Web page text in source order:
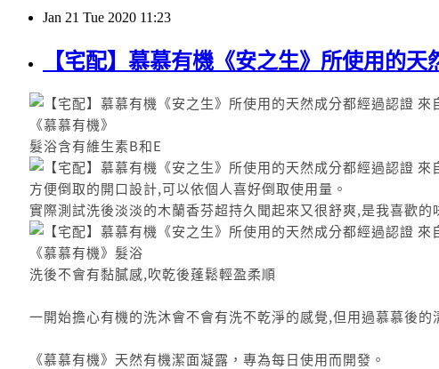
Jan 21 Tue 2020 11:23
【宅配】慕慕有機《安之生》所使用的
《慕慕有機》
髮浴含有維生素B和E
方便倒取的開口設計,可以依個人喜好倒取使用量。
實際測試洗後淡淡的木蘭香芬超持久聞起來又很舒爽,是我喜歡的
《慕慕有機》髮浴
洗後不會有黏膩感,吹乾後蓬鬆輕盈柔順
一開始擔心有機的洗沐會不會有洗不乾淨的感覺,但用過慕慕後
《慕慕有機》天然有機潔面凝露，專為每日使用而開發。